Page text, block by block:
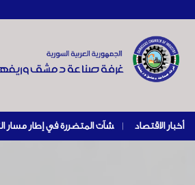
أخبار الاقتصاد |